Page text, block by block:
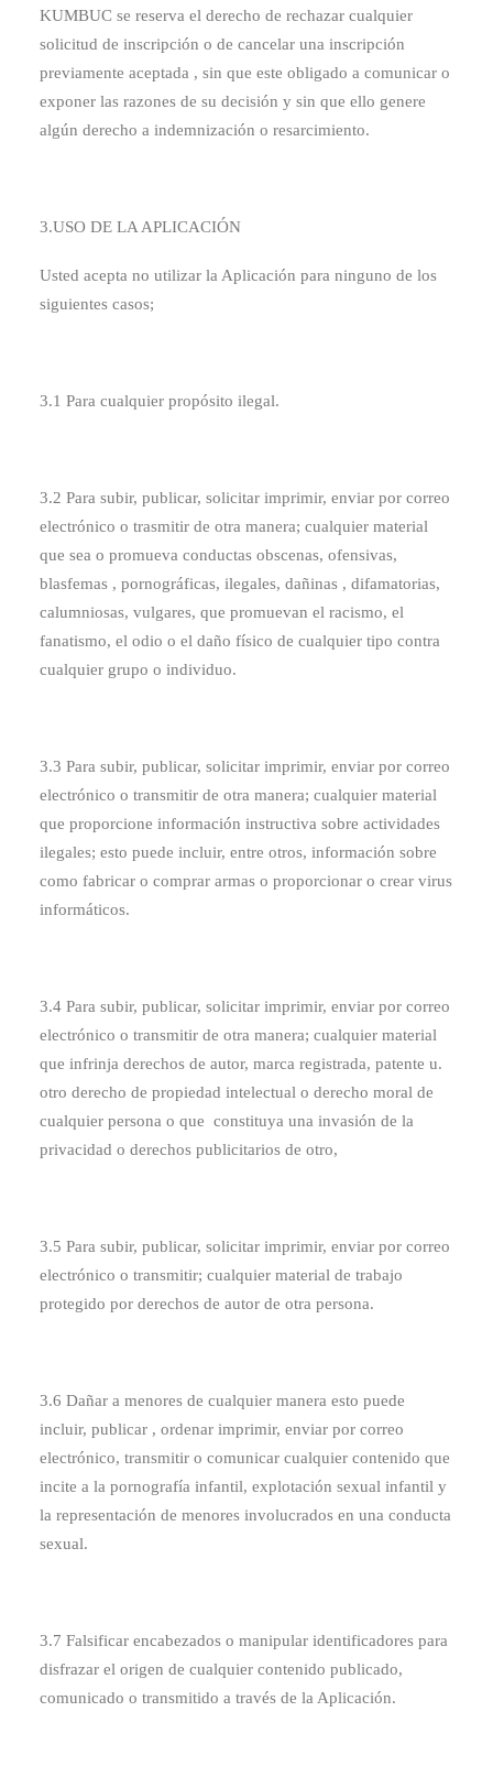
KUMBUC se reserva el derecho de rechazar cualquier
solicitud de inscripción o de cancelar una inscripción
previamente aceptada , sin que este obligado a comunicar o
exponer las razones de su decisión y sin que ello genere
algún derecho a indemnización o resarcimiento.
3.USO DE LA APLICACIÓN
Usted acepta no utilizar la Aplicación para ninguno de los
siguientes casos;
3.1 Para cualquier propósito ilegal.
3.2 Para subir, publicar, solicitar imprimir, enviar por correo
electrónico o trasmitir de otra manera; cualquier material
que sea o promueva conductas obscenas, ofensivas,
blasfemas , pornográficas, ilegales, dañinas , difamatorias,
calumniosas, vulgares, que promuevan el racismo, el
fanatismo, el odio o el daño físico de cualquier tipo contra
cualquier grupo o individuo.
3.3 Para subir, publicar, solicitar imprimir, enviar por correo
electrónico o transmitir de otra manera; cualquier material
que proporcione información instructiva sobre actividades
ilegales; esto puede incluir, entre otros, información sobre
como fabricar o comprar armas o proporcionar o crear virus
informáticos.
3.4 Para subir, publicar, solicitar imprimir, enviar por correo
electrónico o transmitir de otra manera; cualquier material
que infrinja derechos de autor, marca registrada, patente u.
otro derecho de propiedad intelectual o derecho moral de
cualquier persona o que constituya una invasión de la
privacidad o derechos publicitarios de otro,
3.5 Para subir, publicar, solicitar imprimir, enviar por correo
electrónico o transmitir; cualquier material de trabajo
protegido por derechos de autor de otra persona.
3.6 Dañar a menores de cualquier manera esto puede
incluir, publicar , ordenar imprimir, enviar por correo
electrónico, transmitir o comunicar cualquier contenido que
incite a la pornografía infantil, explotación sexual infantil y
la representación de menores involucrados en una conducta
sexual.
3.7 Falsificar encabezados o manipular identificadores para
disfrazar el origen de cualquier contenido publicado,
comunicado o transmitido a través de la Aplicación.